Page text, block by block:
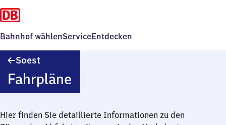
Bahnhof wählenServiceEntdecken
Soest
Fahrpläne
Hier finden Sie detaillierte Informationen zu den